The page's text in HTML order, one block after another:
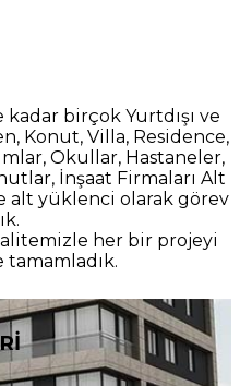
birçok Yurtdışı ve
Konut, Villa, Residence,
Okullar, Hastaneler,
İnşaat Firmaları Alt
alt yüklenci olarak görev
her bir projeyi
tamamladık.